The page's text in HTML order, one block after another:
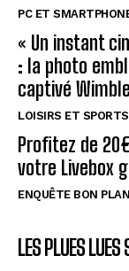
PC ET
« Un instant
: la photo
captivé
LOISIRS ET SPORTS
Profitez de
votre Livebox
ENQUÊTE BON PLAN
LES PLUES LUES